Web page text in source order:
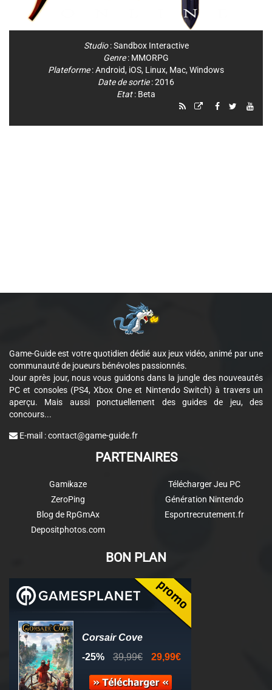
Studio:Sandbox Interactive
Genre: MMORPG
Plateforme:Android, iOS, Linux, Mac, Windows
Date de sortie: 2016
Etat: Beta
Game-Guide est votre quotidien dédié aux jeux vidéo, animé par une
communauté de joueurs bénévoles passionnés.
Jour après jour, nous vous guidons dans la jungle des nouveautés
PC et consoles (PS4, Xbox One et Nintendo Switch) à travers un
aperçu. Mais aussi ponctuellement des guides de jeu, des
concours...
E-mail :contact@game-guide.fr
PARTENAIRES
Gamikaze
ZeroPing
Blog de RpGmAx
Depositphotos.com
Télécharger Jeu PC
Génération Nintendo
Esportrecrutement.fr
BON PLAN